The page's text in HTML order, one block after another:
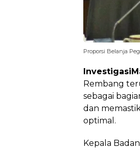
Proporsi Belanja
Rembang
sebagai
dan
optimal.
Kepala